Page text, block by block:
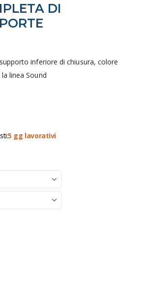
DI
inferiore di chiusura, colore
linea Sound
5 gg lavorativi